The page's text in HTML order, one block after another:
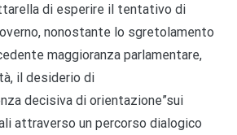
di esperire il tentativo di
nonostante lo sgretolamento
maggioranza parlamentare,
à, il desiderio di
decisiva di orientazione”sui
attraverso un percorso dialogico